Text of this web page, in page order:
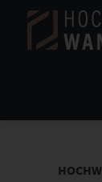
Springe
Inhalt